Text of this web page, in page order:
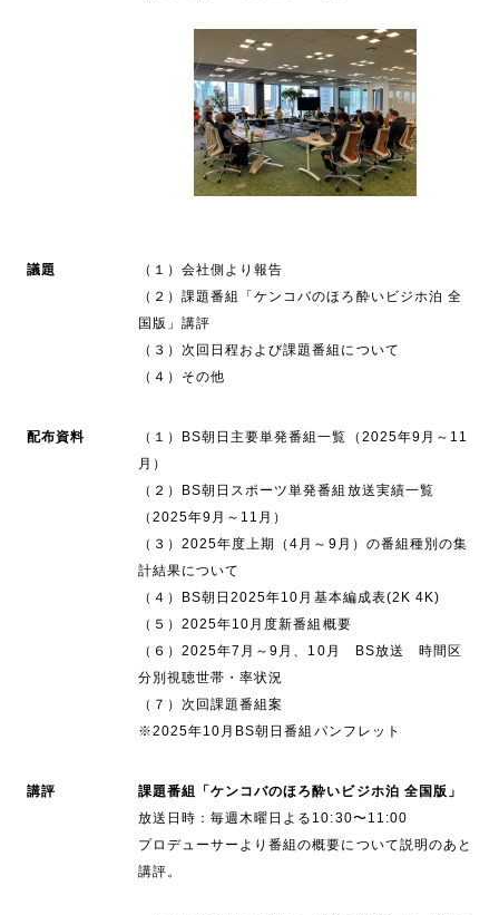
議題
（１）会社側より報告
（２）課題番組「ケンコバのほろ酔いビジホ泊 全
国版」講評
（３）次回日程および課題番組について
（４）その他
配布資料
（１）BS朝日主要単発番組一覧（2025年9月～11
月）
（２）BS朝日スポーツ単発番組放送実績一覧
（2025年9月～11月）
（３）2025年度上期（4月～9月）の番組種別の集
計結果について
（４）BS朝日2025年10月基本編成表(2K 4K)
（５）2025年10月度新番組概要
（６）2025年7月～9月、10月 BS放送 時間区
分別視聴世帯・率状況
（７）次回課題番組案
※2025年10月BS朝日番組パンフレット
講評
課題番組「ケンコバのほろ酔いビジホ泊 全国版」
放送日時：毎週木曜日よる10:30〜11:00
プロデューサーより番組の概要について説明のあと
講評。